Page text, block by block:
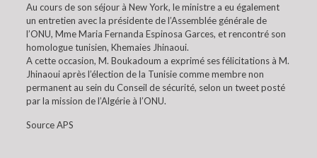
Au cours de son séjour à New York, le ministre a eu également
un entretien avec la présidente de l’Assemblée générale de
l’ONU, Mme Maria Fernanda Espinosa Garces, et rencontré son
homologue tunisien, Khemaies Jhinaoui.
A cette occasion, M. Boukadoum a exprimé ses félicitations à M.
Jhinaoui après l’élection de la Tunisie comme membre non
permanent au sein du Conseil de sécurité, selon un tweet posté
par la mission de l’Algérie à l’ONU.
Source APS